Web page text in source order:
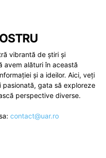
vibrantă de știri și
avem alături în această
și a ideilor. Aici, veți
gata să exploreze
perspective diverse.
contact@uar.ro